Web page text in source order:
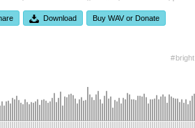
Download Buy WAV or Donate
bright